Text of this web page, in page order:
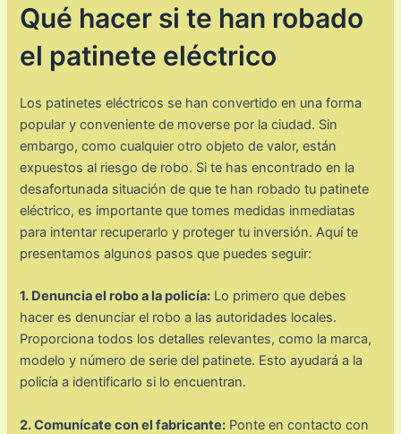
Qué hacer si te han robado
el patinete eléctrico
Los patinetes eléctricos se han convertido en una forma
popular y conveniente de moverse por la ciudad. Sin
embargo, como cualquier otro objeto de valor, están
expuestos al riesgo de robo. Si te has encontrado en la
desafortunada situación de que te han robado tu patinete
eléctrico, es importante que tomes medidas inmediatas
para intentar recuperarlo y proteger tu inversión. Aquí te
presentamos algunos pasos que puedes seguir:
1. Denuncia el robo a la policía: Lo primero que debes
hacer es denunciar el robo a las autoridades locales.
Proporciona todos los detalles relevantes, como la marca,
modelo y número de serie del patinete. Esto ayudará a la
policía a identificarlo si lo encuentran.
2. Comunícate con el fabricante: Ponte en contacto con